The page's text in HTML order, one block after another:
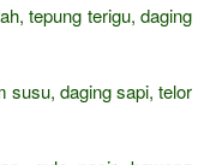
tepung terigu, daging
susu, daging sapi, telor